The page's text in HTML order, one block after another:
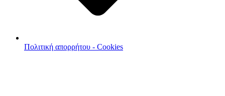
Πολιτική απορρήτου - Cookies